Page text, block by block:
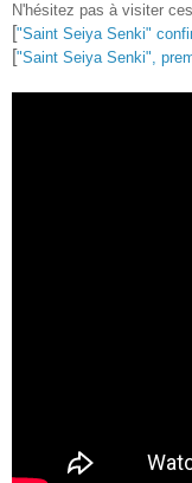
N'hésitez pas à visiter
["Saint Seiya Senki"
["Saint Seiya Senki",